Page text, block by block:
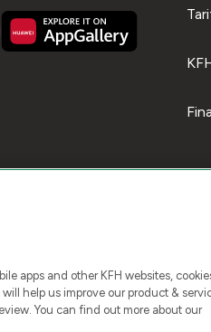
apps and other KFH websites,
help us improve our product &
You can find out more about our